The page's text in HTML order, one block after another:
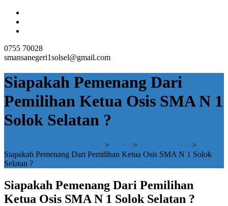
0755 70028
smansanegeri1solsel@gmail.com
Siapakah Pemenang Dari
Pemilihan Ketua Osis SMA N 1
Solok Selatan ?
> >
>
Siapakah Pemenang Dari Pemilihan Ketua Osis SMA N 1 Solok
Selatan ?
Siapakah Pemenang Dari Pemilihan
Ketua Osis SMA N 1 Solok Selatan ?